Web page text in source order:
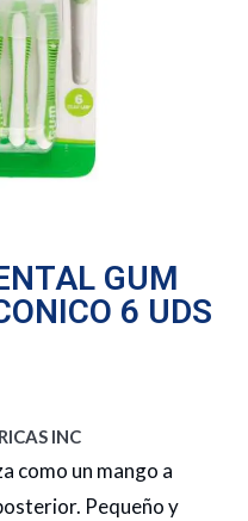
GUM
6 UDS
INC
como un mango a
Pequeño y